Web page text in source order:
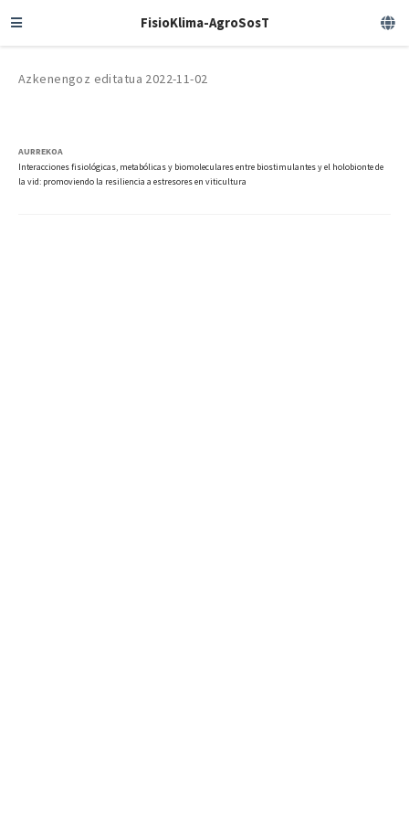
FisioKlima-AgroSosT
Azkenengoz editatua 2022-11-02
AURREKOA
Interacciones fisiológicas, metabólicas y biomoleculares entre biostimulantes y el holobionte de
la vid: promoviendo la resiliencia a estresores en viticultura